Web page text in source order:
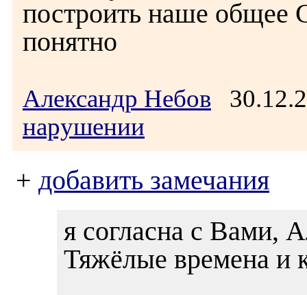
построить наше общее
понятно
Александр Небов
нарушении
+ добавить замечания
я согласна с Вами,
Тяжёлые времена и